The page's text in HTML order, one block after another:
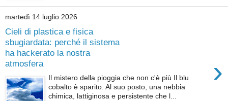
martedì 14 luglio 2026
Cieli di plastica e fisica
sbugiardata: perché il sistema
ha hackerato la nostra
atmosfera
›
Il mistero della pioggia che non c'è più Il blu
cobalto è sparito. Al suo posto, una nebbia
chimica, lattiginosa e persistente che l...